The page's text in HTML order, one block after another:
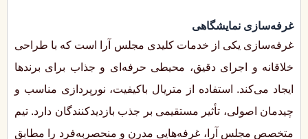
غرفه‌سازی نمایشگاهی
غرفه‌سازی یکی از خدمات کلیدی مجلس آرا است که با طراحی
خلاقانه و اجرای دقیق، محیطی حرفه‌ای و جذاب برای برندها
ایجاد می‌کند. استفاده از متریال باکیفیت، نورپردازی مناسب و
چیدمان اصولی، تأثیر مستقیمی بر جذب بازدیدکنندگان دارد. تیم
متخصص مجلس آرا، غرفه‌هایی مدرن و منحصربه‌فرد را مطابق